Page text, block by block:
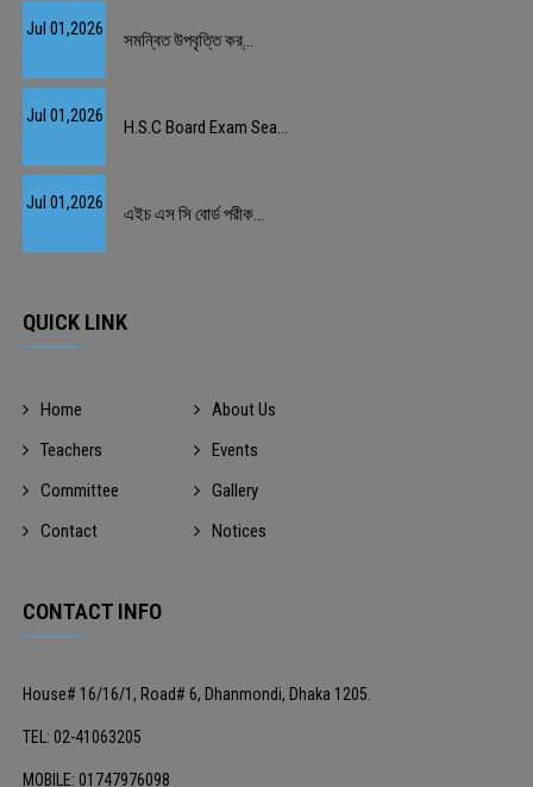
Jul 01,2026
সমন্বিত উপবৃত্তি কর্...
Jul 01,2026
H.S.C Board Exam Sea...
Jul 01,2026
এইচ এস সি বোর্ড পরীক...
QUICK LINK
Home
About Us
Teachers
Events
Committee
Gallery
Contact
Notices
CONTACT INFO
House# 16/16/1, Road# 6, Dhanmondi, Dhaka 1205.
TEL: 02-41063205
MOBILE: 01747976098